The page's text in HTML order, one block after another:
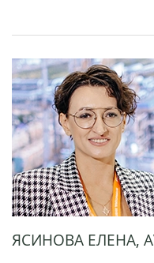
ЯСИНОВА ЕЛЕНА,